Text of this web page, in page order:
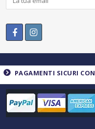
PAGAMENTI SICURI CON